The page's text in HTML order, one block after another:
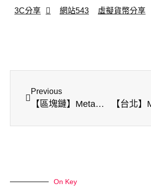
3C分享 網站543 虛擬貨幣分享
Previous
【區塊鏈】Metamask 狐狸錢包 | 去中心化錢包 | web 3.0 | 以太坊錢包
On Key